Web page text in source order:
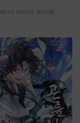
티쉬 #상처공 #현대물